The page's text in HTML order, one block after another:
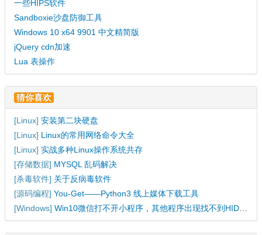
一些HIPS软件
Sandboxie沙盘防御工具
Windows 10 x64 9901 中文精简版
jQuery cdn加速
Lua 表操作
猜你喜欢
[Linux] 安装第二块硬盘
[Linux] Linux的常用网络命令大全
[Linux] 实战多种Linux操作系统共存
[存储数据] MYSQL 乱码解决
[杀毒软件] 关于反病毒软件
[源码编程] You-Get——Python3 线上媒体下载工具
[Windows] Win10微信打不开小程序，其他程序出现找不到HID.DLL的解决办法